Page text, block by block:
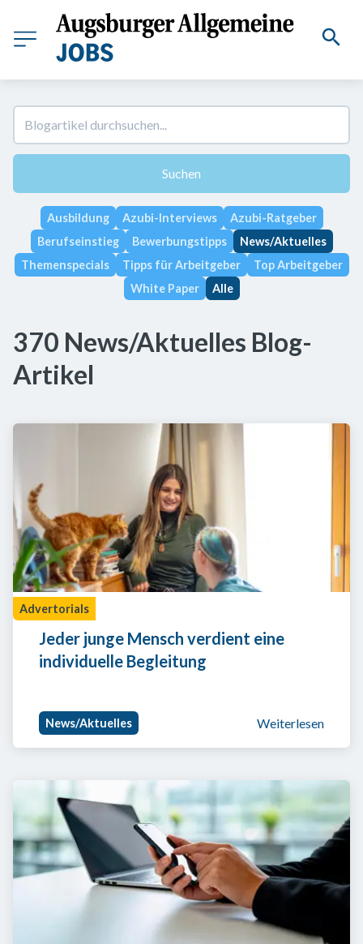
Suchen
Ausbildung Azubi-Interviews
Azubi-Ratgeber
Berufseinstieg
Bewerbungstipps
News/Aktuelles
Themenspecials
Tipps für Arbeitgeber
Top Arbeitgeber
White Paper
Alle
370 News/Aktuelles Blog-
Artikel
Advertorials
Jeder junge Mensch verdient eine
individuelle Begleitung
News/Aktuelles Weiterlesen